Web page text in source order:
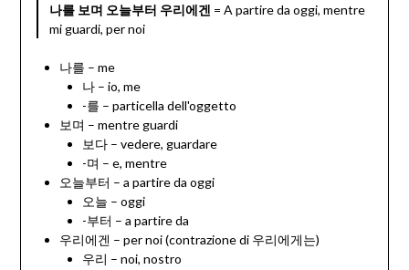
나를 보며 오늘부터 우리에겐 = A partire da oggi, mentre
mi guardi, per noi
나를 – me
나 – io, me
-를 – particella dell'oggetto
보며 – mentre guardi
보다 – vedere, guardare
-며 – e, mentre
오늘부터 – a partire da oggi
오늘 – oggi
-부터 – a partire da
우리에겐 – per noi (contrazione di 우리에게는)
우리 – noi, nostro